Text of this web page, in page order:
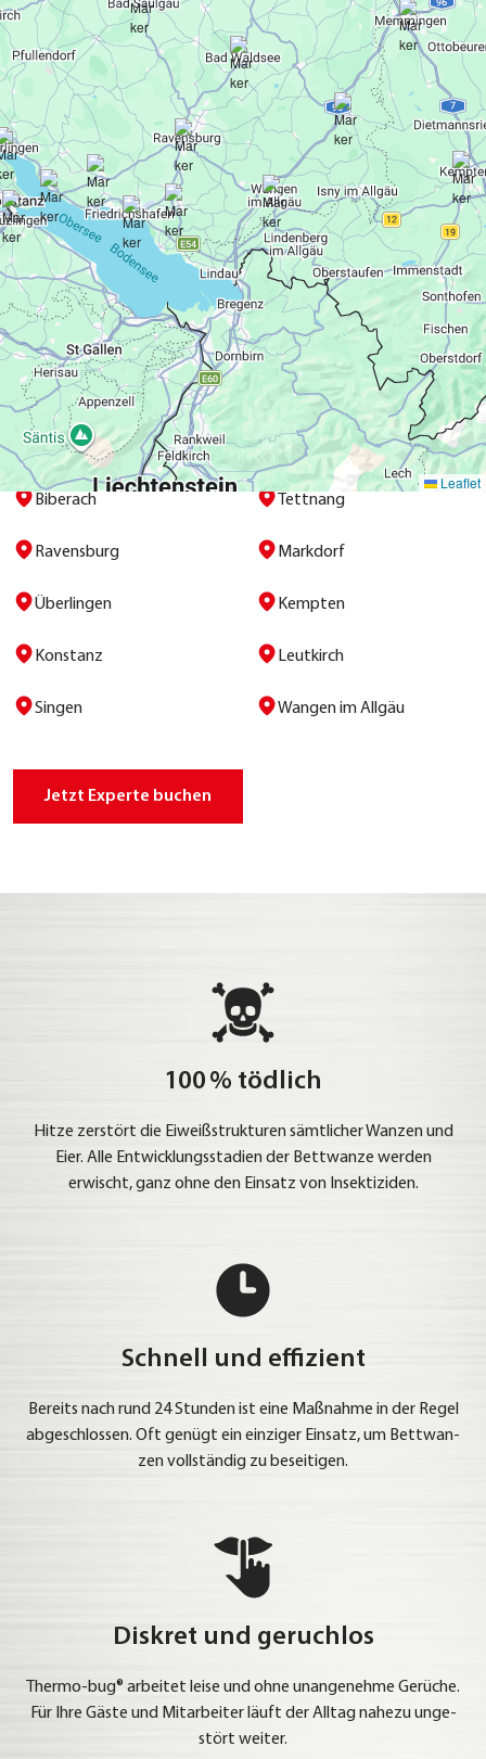
Tätigkeitsbereich des
Thermo-bug®-Teams
Rund um Bad Wald­see, von Sin­gen bis Kemp­ten – für das Lösen
Ihres Anlie­gen rei­sen wir ger­ne!
Mem­min­gen
Fried­richs­ha­fen
Biber­ach
Ravens­burg
Über­lin­gen
Kon­stanz
Sin­gen
Meers­burg
Bad Saul­gau
Tett­nang
Mark­dorf
Kemp­ten
Leut­kirch
Wan­gen im All­gäu
Jetzt Exper­te buchen
Leaflet
100 % tödlich
Hit­ze zer­stört die Eiweiß­struk­tu­ren sämt­li­cher Wan­zen und
Eier. Alle Ent­wick­lungs­sta­di­en der Bett­wan­ze wer­den
erwischt, ganz ohne den Ein­satz von Insek­ti­zi­den.
Schnell und effizient
Bereits nach rund 24 Stun­den ist eine Maß­nah­me in der Regel
abge­schlos­sen. Oft genügt ein ein­zi­ger Ein­satz, um Bett­wan­
zen voll­stän­dig zu besei­ti­gen.
Diskret und geruchlos
Ther­mo-bug® arbei­tet lei­se und ohne unan­ge­neh­me Gerü­che.
Für Ihre Gäs­te und Mit­ar­bei­ter läuft der All­tag nahe­zu unge­
stört wei­ter.